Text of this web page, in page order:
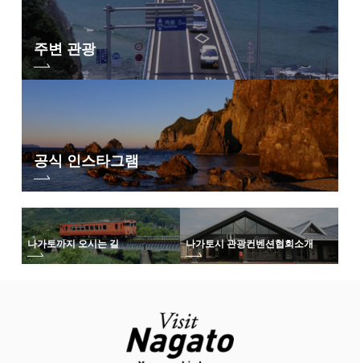
주변 관광
공식 인스타그램
나가토까지 오시는 길 나가토시 관광컨벤션협회소개